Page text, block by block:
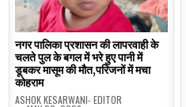
नगर पालिका प्रशासन की लापरवाही के
चलते पुल के बगल में भरे हुए पानी में
डूबकर मासूम की मौत,परिजनों में मचा
कोहराम
ASHOK KESARWANI- EDITOR